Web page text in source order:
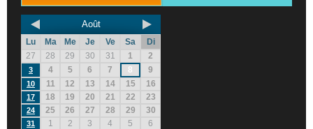
Août
Lu Ma Me Je Ve Sa
Di
27
28 29 30 31 1 2
3 4 5 6 7 8 9
10 11 12 13 14 15 16
17 18 19 20 21 22 23
24 25 26 27 28 29 30
31 1 2 3 4 5 6